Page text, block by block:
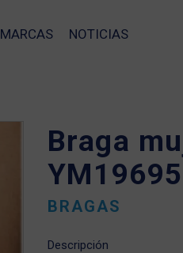
MARCAS NOTICIAS
Braga
BRAGAS
Descripción